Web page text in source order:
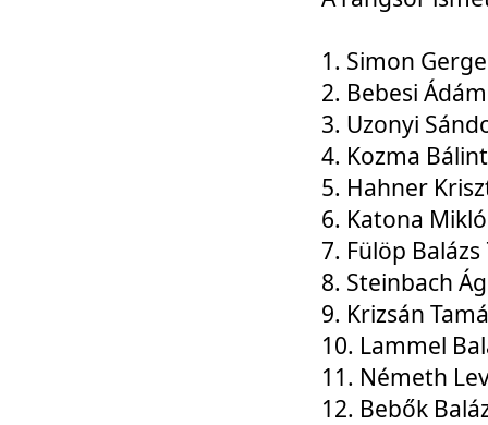
1. Simon
2. Bebesi
3. Uzonyi
4. Kozma
5. Hahner
6. Katona
7. Fülöp
8. Steinbach
9. Krizsán
10. Lammel
11. Németh
12. Bebők